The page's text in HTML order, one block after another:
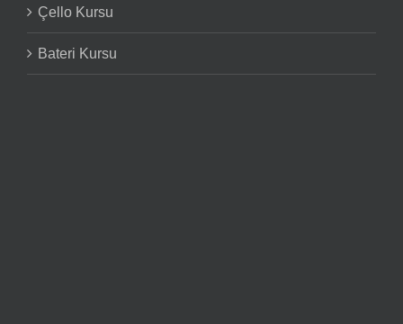
Çello Kursu
Bateri Kursu